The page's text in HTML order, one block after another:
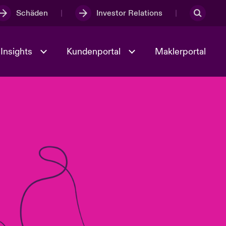
Schäden Investor Relations
Full Spectrum Cyber
Kundenportal Maklerportal